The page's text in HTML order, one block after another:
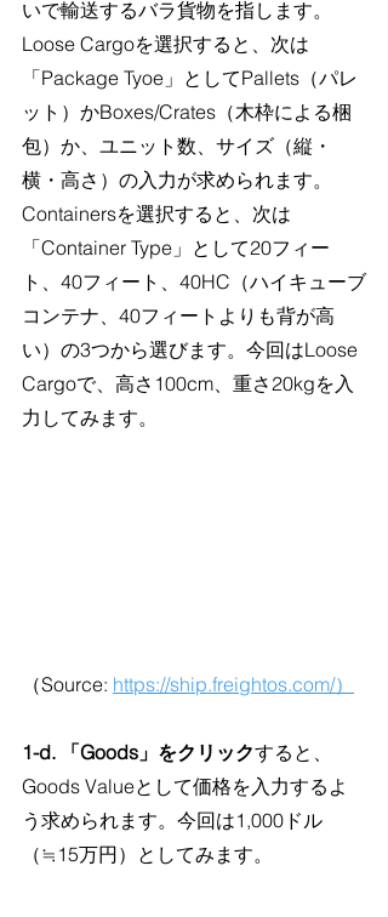
いで輸送するバラ貨物を指します。
Loose Cargoを選択すると、次は
「Package Tyoe」としてPallets（パレ
ット）かBoxes/Crates（木枠による梱
包）か、ユニット数、サイズ（縦・
横・高さ）の入力が求められます。
Containersを選択すると、次は
「Container Type」として20フィー
ト、40フィート、40HC（ハイキューブ
コンテナ、40フィートよりも背が高
い）の3つから選びます。今回はLoose
Cargoで、高さ100cm、重さ20kgを入
力してみます。
（Source: https://ship.freightos.com/）
1-d. 「Goods」をクリックすると、
Goods Valueとして価格を入力するよ
う求められます。今回は1,000ドル
（≒15万円）としてみます。